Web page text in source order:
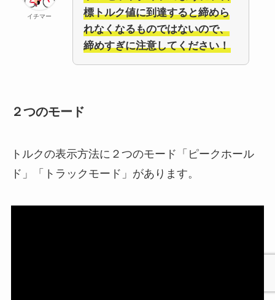
イチマー
標トルク値に到達すると締めら
れなくなるものではないので、
締めすぎに注意してください！
２つのモード
トルクの表示方法に２つのモード「ピークホール
ド」「トラックモード」があります。